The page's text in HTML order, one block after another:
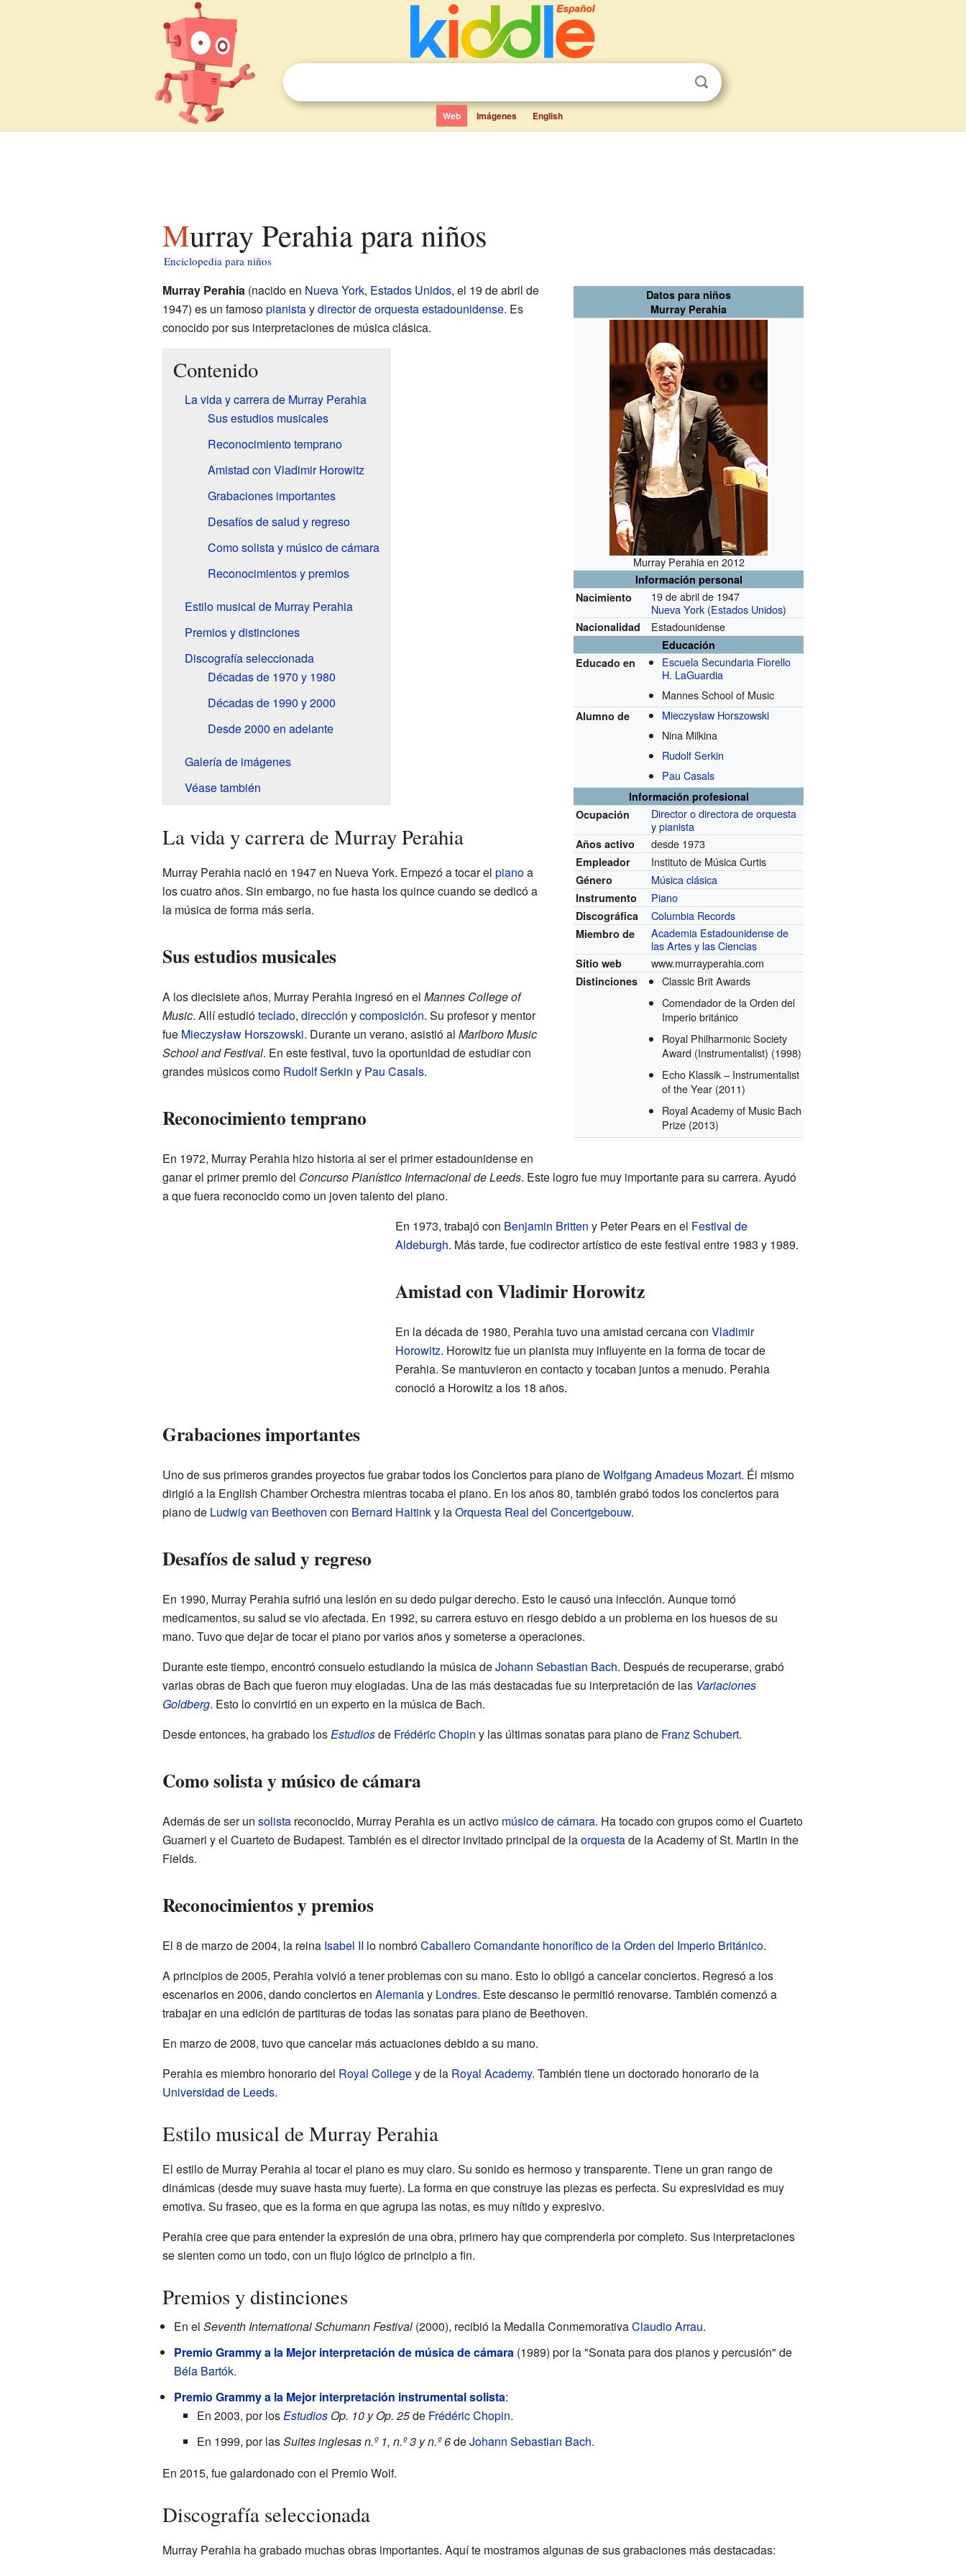
Web Imágenes English
Murray Perahia para niños
Enciclopedia para niños
Datos para niños
Murray Perahia
Murray Perahia en 2012
Información personal
Nacimiento
19 de abril de 1947
Nueva York (Estados Unidos)
Nacionalidad Estadounidense
Educación
Educado en
Escuela Secundaria Fiorello
H. LaGuardia
Mannes School of Music
Alumno de
Mieczysław Horszowski
Nina Milkina
Rudolf Serkin
Pau Casals
Información profesional
Ocupación
Director o directora de orquesta
ypianista
Años activo desde 1973
Empleador Instituto de Música Curtis
Género Música clásica
Instrumento Piano
Discográfica Columbia Records
Miembro de
Academia Estadounidense de
las Artes y las Ciencias
Sitio web www.murrayperahia.com
Distinciones
Classic Brit Awards
Comendador de la Orden del
Imperio británico
Royal Philharmonic Society
Award (Instrumentalist) (1998)
Echo Klassik – Instrumentalist
of the Year (2011)
Royal Academy of Music Bach
Prize (2013)
Murray Perahia(nacido en Nueva York, Estados Unidos, el 19 de abril de
1947) es un famosopianistaydirector de orquestaestadounidense. Es
conocido por sus interpretaciones de música clásica.
Contenido
La vida y carrera de Murray Perahia
Sus estudios musicales
Reconocimiento temprano
Amistad con Vladimir Horowitz
Grabaciones importantes
Desafíos de salud y regreso
Como solista y músico de cámara
Reconocimientos y premios
Estilo musical de Murray Perahia
Premios y distinciones
Discografía seleccionada
Décadas de 1970 y 1980
Décadas de 1990 y 2000
Desde 2000 en adelante
Galería de imágenes
Véase también
La vida y carrera de Murray Perahia
Murray Perahia nació en 1947 en Nueva York. Empezó a tocar el pianoa
los cuatro años. Sin embargo, no fue hasta los quince cuando se dedicó a
la música de forma más seria.
Sus estudios musicales
A los diecisiete años, Murray Perahia ingresó en el Mannes College of
Music. Allí estudióteclado, dirección ycomposición. Su profesor y mentor
fue Mieczysław Horszowski. Durante un verano, asistió al Marlboro Music
School and Festival. En este festival, tuvo la oportunidad de estudiar con
grandes músicos como Rudolf Serkin y Pau Casals.
Reconocimiento temprano
En 1972, Murray Perahia hizo historia al ser el primer estadounidense en
ganar el primer premio del Concurso Pianístico Internacional de Leeds. Este logro fue muy importante para su carrera. Ayudó
a que fuera reconocido como un joven talento del piano.
En 1973, trabajó con Benjamin Britten y Peter Pears en el Festival de
Aldeburgh. Más tarde, fue codirector artístico de este festival entre 1983 y 1989.
Amistad con Vladimir Horowitz
En la década de 1980, Perahia tuvo una amistad cercana con Vladimir
Horowitz. Horowitz fue un pianista muy influyente en la forma de tocar de
Perahia. Se mantuvieron en contacto y tocaban juntos a menudo. Perahia
conoció a Horowitz a los 18 años.
Grabaciones importantes
Uno de sus primeros grandes proyectos fue grabar todos los Conciertos para piano deWolfgang Amadeus Mozart. Él mismo
dirigió a la English Chamber Orchestra mientras tocaba el piano. En los años 80, también grabó todos los conciertos para
piano de Ludwig van Beethoven con Bernard Haitinky laOrquesta Real del Concertgebouw.
Desafíos de salud y regreso
En 1990, Murray Perahia sufrió una lesión en su dedo pulgar derecho. Esto le causó una infección. Aunque tomó
medicamentos, su salud se vio afectada. En 1992, su carrera estuvo en riesgo debido a un problema en los huesos de su
mano. Tuvo que dejar de tocar el piano por varios años y someterse a operaciones.
Durante este tiempo, encontró consuelo estudiando la música deJohann Sebastian Bach. Después de recuperarse, grabó
varias obras de Bach que fueron muy elogiadas. Una de las más destacadas fue su interpretación de las Variaciones
Goldberg. Esto lo convirtió en un experto en la música de Bach.
Desde entonces, ha grabado losEstudiosde Frédéric Chopin y las últimas sonatas para piano de Franz Schubert.
Como solista y músico de cámara
Además de ser un solistareconocido, Murray Perahia es un activo músico de cámara. Ha tocado con grupos como el Cuarteto
Guarneri y el Cuarteto de Budapest. También es el director invitado principal de laorquestade la Academy of St. Martin in the
Fields.
Reconocimientos y premios
El 8 de marzo de 2004, la reina Isabel II lo nombróCaballero Comandante honorífico de la Orden del Imperio Británico.
A principios de 2005, Perahia volvió a tener problemas con su mano. Esto lo obligó a cancelar conciertos. Regresó a los
escenarios en 2006, dando conciertos en Alemaniay Londres. Este descanso le permitió renovarse. También comenzó a
trabajar en una edición de partituras de todas las sonatas para piano de Beethoven.
En marzo de 2008, tuvo que cancelar más actuaciones debido a su mano.
Perahia es miembro honorario del Royal Collegey de la Royal Academy. También tiene un doctorado honorario de la
Universidad de Leeds.
Estilo musical de Murray Perahia
El estilo de Murray Perahia al tocar el piano es muy claro. Su sonido es hermoso y transparente. Tiene un gran rango de
dinámicas (desde muy suave hasta muy fuerte). La forma en que construye las piezas es perfecta. Su expresividad es muy
emotiva. Su fraseo, que es la forma en que agrupa las notas, es muy nítido y expresivo.
Perahia cree que para entender la expresión de una obra, primero hay que comprenderla por completo. Sus interpretaciones
se sienten como un todo, con un flujo lógico de principio a fin.
Premios y distinciones
En el Seventh International Schumann Festival(2000), recibió la Medalla ConmemorativaClaudio Arrau.
Premio Grammy a la Mejor interpretación de música de cámara(1989) por la "Sonata para dos pianos y percusión" de
Béla Bartók.
Premio Grammy a la Mejor interpretación instrumental solista:
En 2003, por losEstudiosOp. 10 y Op. 25de Frédéric Chopin.
En 1999, por lasSuites inglesas n.º 1, n.º 3 y n.º 6deJohann Sebastian Bach.
En 2015, fue galardonado con el Premio Wolf.
Discografía seleccionada
Murray Perahia ha grabado muchas obras importantes. Aquí te mostramos algunas de sus grabaciones más destacadas: